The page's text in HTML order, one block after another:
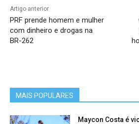
Artigo anterior
PRF prende homem e mulher
com dinheiro e drogas na
BR-262
MAIS POPULARES
Maycon Costa é